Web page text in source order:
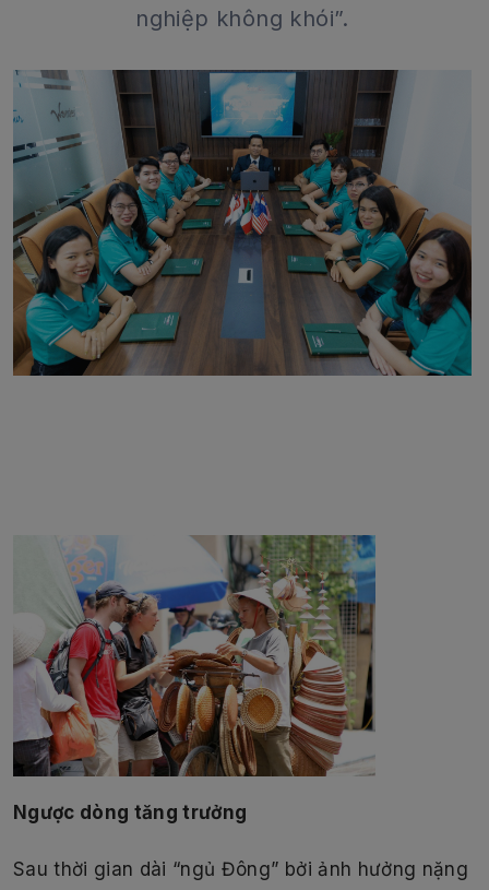
nghiệp không khói”.
Ngược dòng tăng trưởng
Sau thời gian dài “ngủ Đông” bởi ảnh hưởng nặng